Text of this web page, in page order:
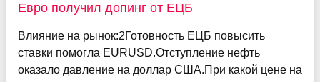
Евро получил допинг от ЕЦБ
Влияние на рынок:2Готовность ЕЦБ повысить
ставки помогла EURUSD.Отступление нефть
оказало давление на доллар США.При какой цене на